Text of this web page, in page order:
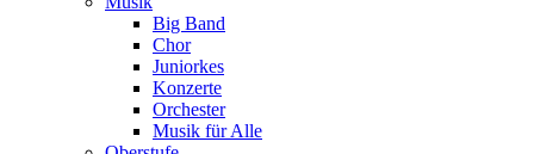
Big Band
Chor
Juniorkes
Konzerte
Orchester
Musik für Alle